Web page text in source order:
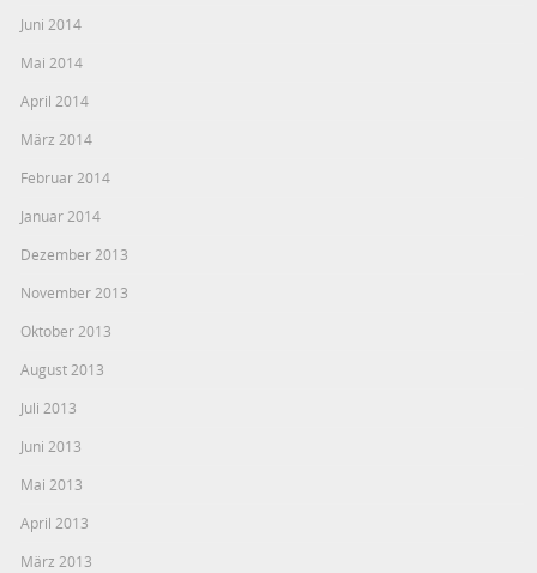
Juni 2014
Mai 2014
April 2014
März 2014
Februar 2014
Januar 2014
Dezember 2013
November 2013
Oktober 2013
August 2013
Juli 2013
Juni 2013
Mai 2013
April 2013
März 2013